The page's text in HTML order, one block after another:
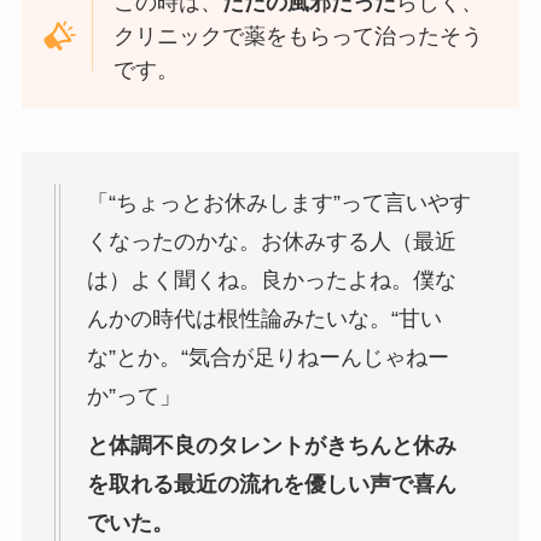
クリニックで薬をもらって治ったそう
です。
「“ちょっとお休みします”って言いやす
くなったのかな。お休みする人（最近
は）よく聞くね。良かったよね。僕な
んかの時代は根性論みたいな。“甘い
な”とか。“気合が足りねーんじゃねー
か”って」
と体調不良のタレントがきちんと休み
を取れる最近の流れを優しい声で喜ん
でいた。